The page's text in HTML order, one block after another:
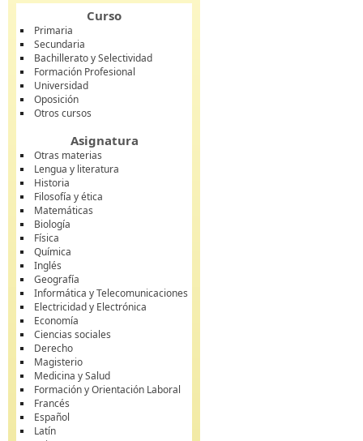
Curso
Primaria
Secundaria
Bachillerato y Selectividad
Formación Profesional
Universidad
Oposición
Otros cursos
Asignatura
Otras materias
Lengua y literatura
Historia
Filosofía y ética
Matemáticas
Biología
Física
Química
Inglés
Geografía
Informática y Telecomunicaciones
Electricidad y Electrónica
Economía
Ciencias sociales
Derecho
Magisterio
Medicina y Salud
Formación y Orientación Laboral
Francés
Español
Latín